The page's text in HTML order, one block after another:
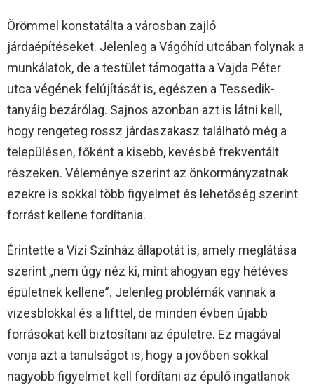
Örömmel konstatálta a városban zajló
járdaépítéseket. Jelenleg a Vágóhíd utcában folynak a
munkálatok, de a testület támogatta a Vajda Péter
utca végének felújítását is, egészen a Tessedik-
tanyáig bezárólag. Sajnos azonban azt is látni kell,
hogy rengeteg rossz járdaszakasz található még a
településen, főként a kisebb, kevésbé frekventált
részeken. Véleménye szerint az önkormányzatnak
ezekre is sokkal több figyelmet és lehetőség szerint
forrást kellene fordítania.
Érintette a Vízi Színház állapotát is, amely meglátása
szerint „nem úgy néz ki, mint ahogyan egy hétéves
épületnek kellene”. Jelenleg problémák vannak a
vizesblokkal és a lifttel, de minden évben újabb
forrásokat kell biztosítani az épületre. Ez magával
vonja azt a tanulságot is, hogy a jövőben sokkal
nagyobb figyelmet kell fordítani az épülő ingatlanok